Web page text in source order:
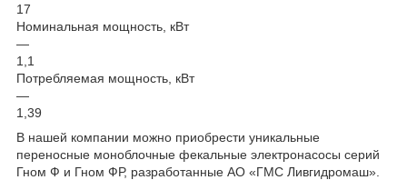
17
Номинальная мощность, кВт
—
1,1
Потребляемая мощность, кВт
—
1,39
В нашей компании можно приобрести уникальные
переносные моноблочные фекальные электронасосы серий
Гном Ф и Гном ФР, разработанные АО «ГМС Ливгидромаш».